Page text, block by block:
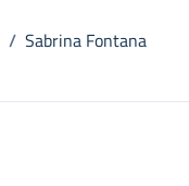
/ Sabrina Fontana